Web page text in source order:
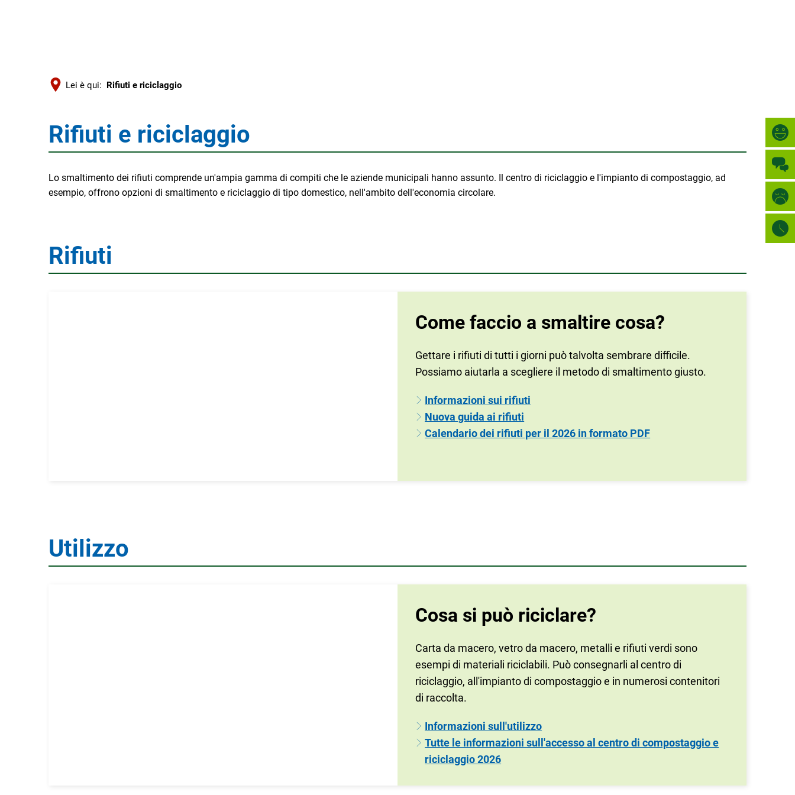
Lei è qui: Rifiuti e riciclaggio
Rifiuti
riciclaggio
Rifiuti e riciclaggio
Lo smaltimento dei rifiuti comprende un'ampia gamma di compiti che le aziende municipali hanno assunto. Il centro di riciclaggio e l'impianto di compostaggio, ad
esempio, offrono opzioni di smaltimento e riciclaggio di tipo domestico, nell'ambito dell'economia circolare.
Rifiuti
Come faccio a smaltire cosa?
Gettare i rifiuti di tutti i giorni può talvolta sembrare difficile.
Possiamo aiutarla a scegliere il metodo di smaltimento giusto.
Informazioni sui rifiuti
Nuova guida ai rifiuti
Calendario dei rifiuti per il 2026 in formato PDF
Utilizzo
Cosa si può riciclare?
Carta da macero, vetro da macero, metalli e rifiuti verdi sono
esempi di materiali riciclabili. Può consegnarli al centro di
riciclaggio, all'impianto di compostaggio e in numerosi contenitori
di raccolta.
Informazioni sull'utilizzo
Tutte le informazioni sull'accesso al centro di compostaggio e
riciclaggio 2026